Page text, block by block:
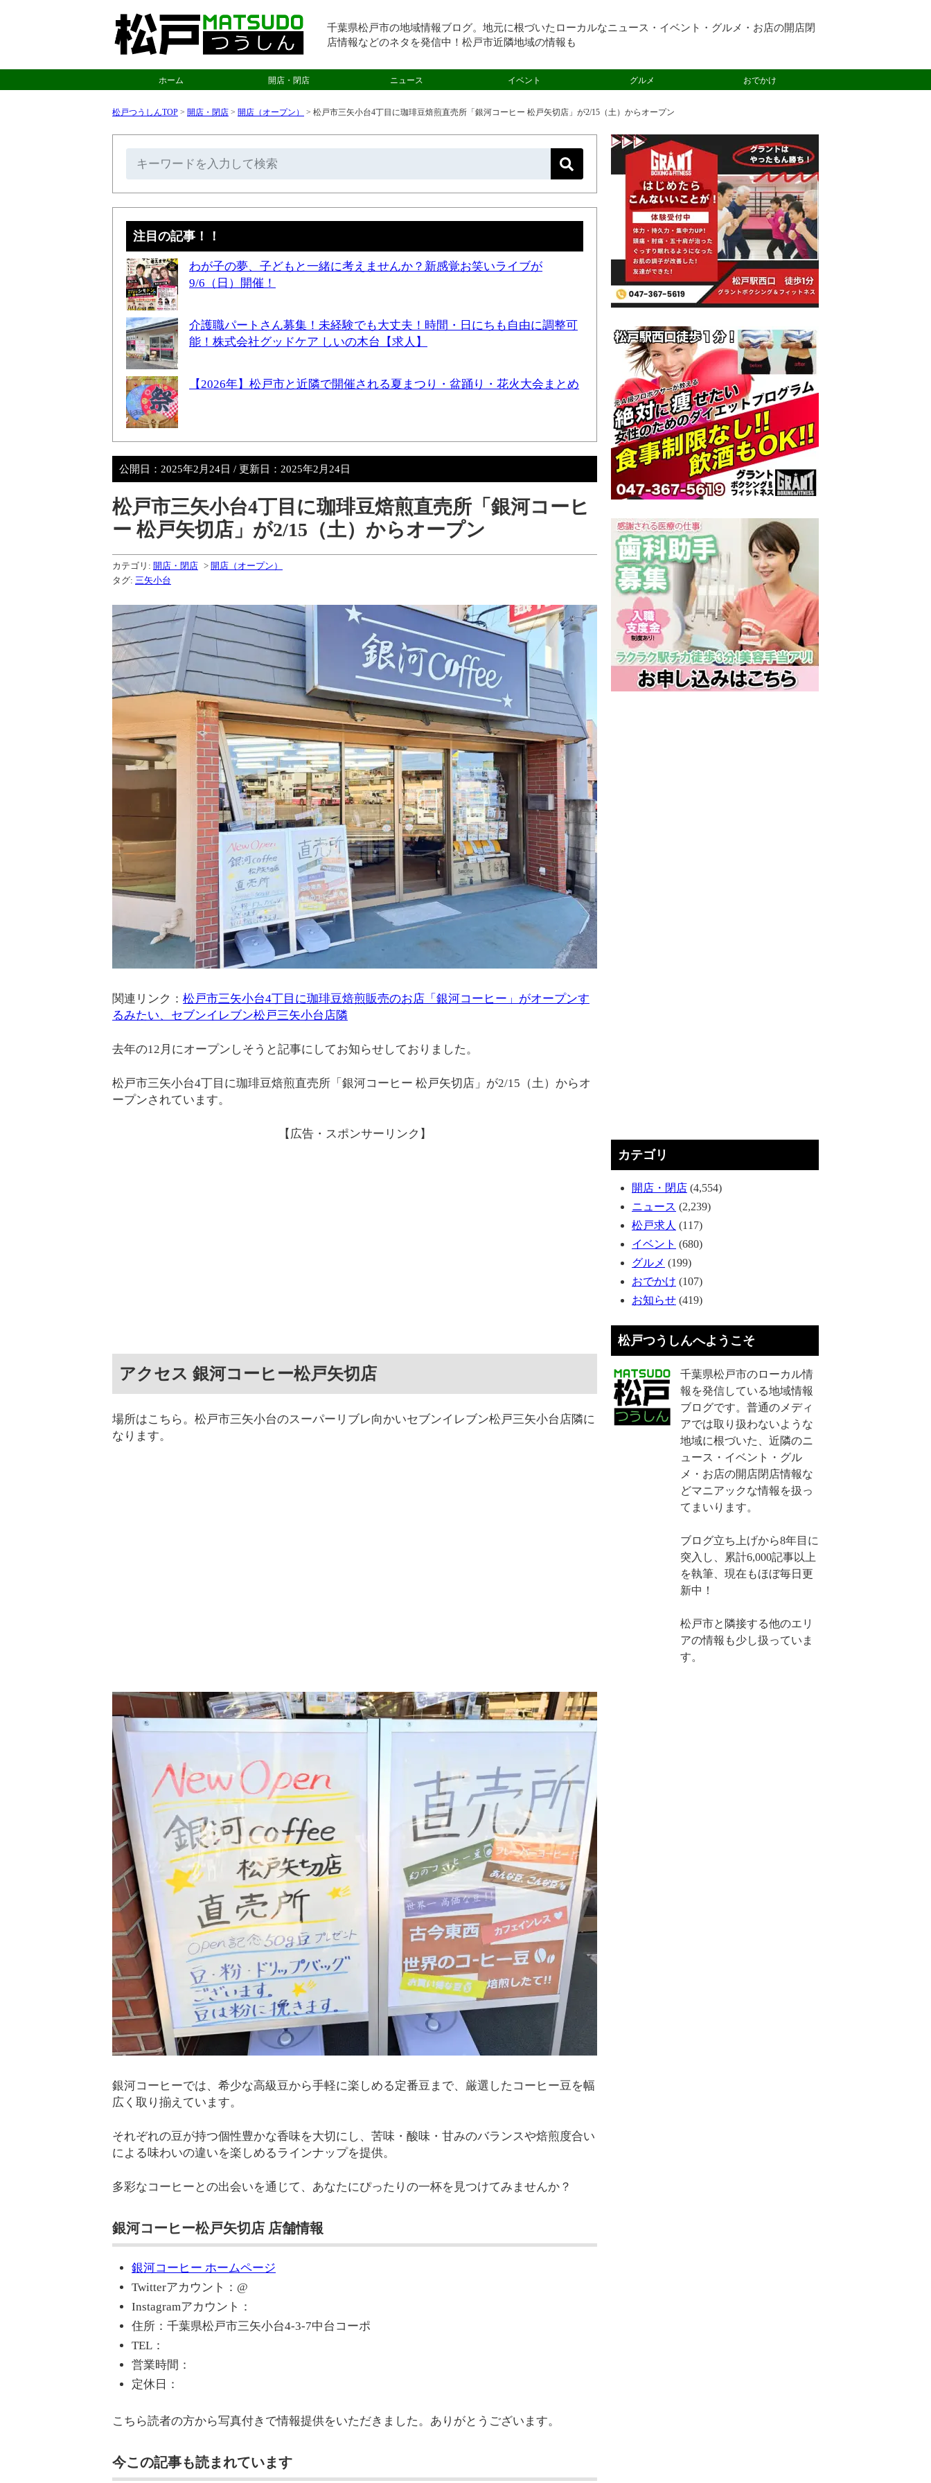
千葉県松戸市の地域情報ブログ。地元に根づいたローカルなニュース・イベント・グルメ・お店の開店閉
店情報などのネタを発信中！松戸市近隣地域の情報も
ホーム 開店・閉店 ニュース イベント グルメ おでかけ
松戸つうしんTOP > 開店・閉店 > 開店（オープン） > 松戸市三矢小台4丁目に珈琲豆焙煎直売所「銀河コーヒー 松戸矢切店」が2/15（土）からオープン
注目の記事！！
わが子の夢、子どもと一緒に考えませんか？新感覚お笑いライブが
9/6（日）開催！
介護職パートさん募集！未経験でも大丈夫！時間・日にちも自由に調整可
能！株式会社グッドケア しいの木台【求人】
【2026年】松戸市と近隣で開催される夏まつり・盆踊り・花火大会まとめ
公開日： 2025年2月24日 / 更新日： 2025年2月24日
松戸市三矢小台4丁目に珈琲豆焙煎直売所「銀河コーヒ
ー 松戸矢切店」が2/15（土）からオープン
カテゴリ: 開店・閉店 > 開店（オープン）
タグ: 三矢小台
関連リンク： 松戸市三矢小台4丁目に珈琲豆焙煎販売のお店「銀河コーヒー」がオープンす
るみたい、セブンイレブン松戸三矢小台店隣
去年の12月にオープンしそうと記事にしてお知らせしておりました。
松戸市三矢小台4丁目に珈琲豆焙煎直売所「銀河コーヒー 松戸矢切店」が2/15（土）からオ
ープンされています。
【広告・スポンサーリンク】
アクセス 銀河コーヒー松戸矢切店
場所はこちら。松戸市三矢小台のスーパーリブレ向かいセブンイレブン松戸三矢小台店隣に
なります。
銀河コーヒーでは、希少な高級豆から手軽に楽しめる定番豆まで、厳選したコーヒー豆を幅
広く取り揃えています。
それぞれの豆が持つ個性豊かな香味を大切にし、苦味・酸味・甘みのバランスや焙煎度合い
による味わいの違いを楽しめるラインナップを提供。
多彩なコーヒーとの出会いを通じて、あなたにぴったりの一杯を見つけてみませんか？
銀河コーヒー松戸矢切店 店舗情報
銀河コーヒー ホームページ
Twitterアカウント：@
Instagramアカウント：
住所：千葉県松戸市三矢小台4-3-7中台コーポ
TEL：
営業時間：
定休日：
こちら読者の方から写真付きで情報提供をいただきました。ありがとうございます。
今この記事も読まれています
カテゴリ
開店・閉店 (4,554)
ニュース (2,239)
松戸求人 (117)
イベント (680)
グルメ (199)
おでかけ (107)
お知らせ (419)
松戸つうしんへようこそ
千葉県松戸市のローカル情
報を発信している地域情報
ブログです。普通のメディ
アでは取り扱わないような
地域に根づいた、近隣のニ
ュース・イベント・グル
メ・お店の開店閉店情報な
どマニアックな情報を扱っ
てまいります。
ブログ立ち上げから8年目に
突入し、累計6,000記事以上
を執筆、現在もほぼ毎日更
新中！
松戸市と隣接する他のエリ
アの情報も少し扱っていま
す。